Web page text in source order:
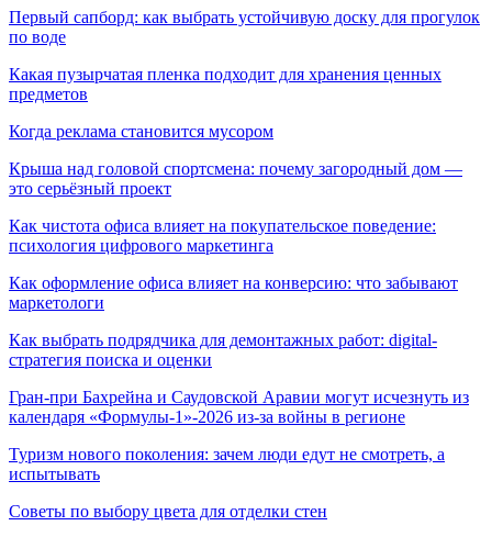
Первый сапборд: как выбрать устойчивую доску для прогулок
по воде
Какая пузырчатая пленка подходит для хранения ценных
предметов
Когда реклама становится мусором
Крыша над головой спортсмена: почему загородный дом —
это серьёзный проект
Как чистота офиса влияет на покупательское поведение:
психология цифрового маркетинга
Как оформление офиса влияет на конверсию: что забывают
маркетологи
Как выбрать подрядчика для демонтажных работ: digital-
стратегия поиска и оценки
Гран-при Бахрейна и Саудовской Аравии могут исчезнуть из
календаря «Формулы-1»-2026 из-за войны в регионе
Туризм нового поколения: зачем люди едут не смотреть, а
испытывать
Советы по выбору цвета для отделки стен